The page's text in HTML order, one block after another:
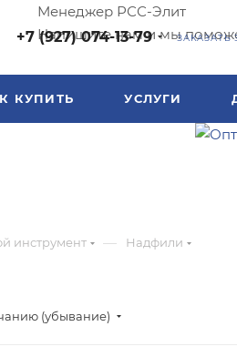
Менеджер РСС-Элит
Напишите нам и мы
+7 (927) 074-13-79 ЗАКАЗАТЬ
КУПИТЬ УСЛУГИ
инструмент — Надфили
(убывание)